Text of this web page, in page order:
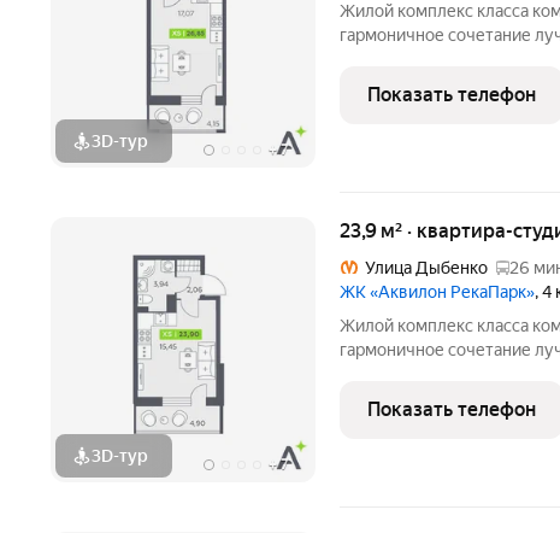
3D-тур +7
Жилой комплекс класса
гармоничное сочетание
направленности. Мы
кто ценит комфорт,
Показать телефон
3D-тур +7
23,9 м² · квартира-
Улица Дыбенко
26
ЖК «Аквилон РекаПарк», 4
Жилой комплекс класса
гармоничное сочетание
направленности. Мы
кто ценит комфорт,
Показать телефон